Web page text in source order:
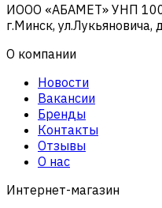
ИООО «АБАМЕТ» УНП
г.Минск, ул.Лукьяновича,
О компании
Новости
Вакансии
Бренды
Контакты
Отзывы
О нас
Интернет-магазин